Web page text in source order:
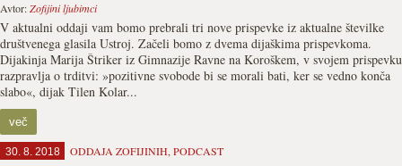
Avtor:Zofijini ljubimci
V aktualni oddaji vam bomo prebrali tri nove prispevke iz aktualne številke
društvenega glasila Ustroj. Začeli bomo z dvema dijaškima prispevkoma.
Dijakinja Marija Štriker iz Gimnazije Ravne na Koroškem, v svojem prispevku
razpravlja o trditvi: »pozitivne svobode bi se morali bati, ker se vedno konča
slabo«, dijak Tilen Kolar...
več
30. 8. 2018 ODDAJA ZOFIJINIH, PODCAST